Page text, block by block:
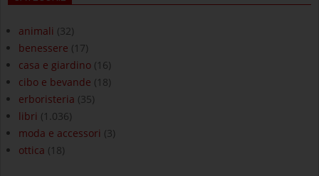
animali (32)
benessere (17)
casa e giardino (16)
cibo e bevande (18)
erboristeria (35)
libri (1.036)
moda e accessori (3)
ottica (18)